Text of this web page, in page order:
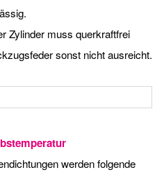
Zylinder muss querkraftfrei
sonst nicht ausreicht.
werden folgende